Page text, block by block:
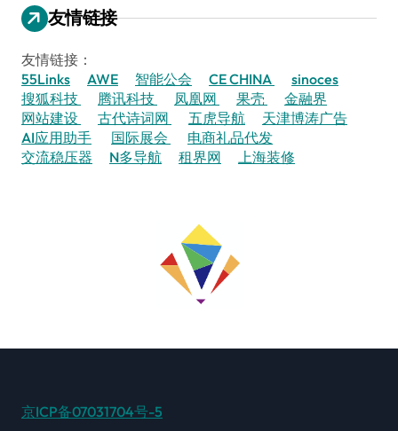
友情链接
友情链接：
55Links
AWE 智能公会 CE CHINA
sinoces
搜狐科技
腾讯科技 凤凰网 果壳
金融界
网站建设
古代诗词网 五虎导航
天津博涛广告
AI应用助手
国际展会
电商礼品代发
交流稳压器
N多导航 租界网 上海装修
京ICP备07031704号-5